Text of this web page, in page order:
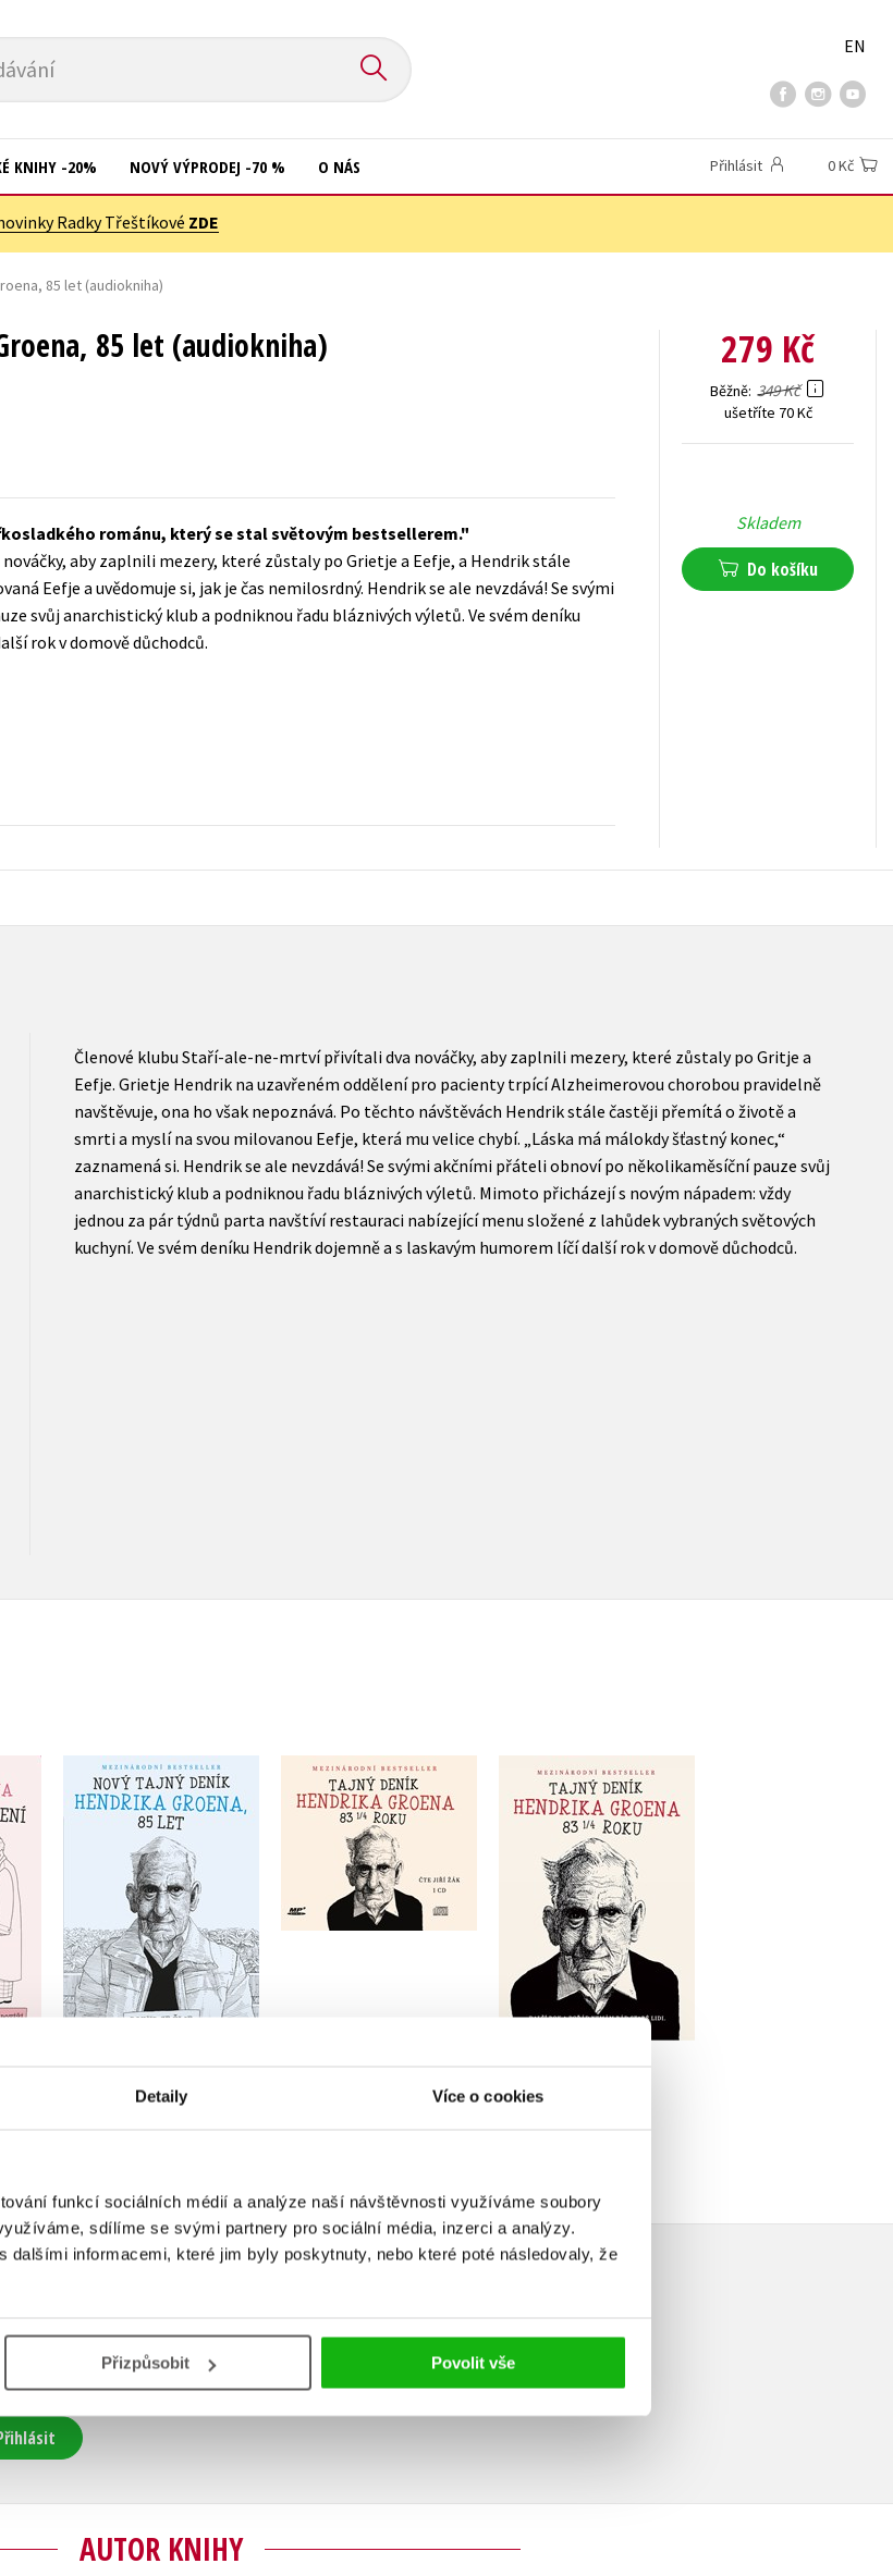
Detaily Více o cookies
funkcí sociálních médií a analýze naší návštěvnosti využíváme soubory
sdílíme se svými partnery pro sociální média, inzerci a analýzy.
dalšími informacemi, které jim byly poskytnuty, nebo které poté následovaly, že
Přizpůsobit Povolit vše
EN
Adult
- naučná pro dospělé
- naučné pro děti
a zahrada
Učebnice
Young adult (SK)
Zahraniční literatura
Zdraví a životní styl
KNIHY -20% NOVÝ VÝPRODEJ -70 % O NÁS Přihlásit 0 Kč
Radky Třeštíkové ZDE
85 let (audiokniha)
85 let (audiokniha)
románu, který se stal světovým bestsellerem.
aby zaplnili mezery, které zůstaly po Grietje a Eefje, a Hendrik stále
Eefje a uvědomuje si, jak je čas nemilosrdný. Hendrik se ale nevzdává! Se svými
svůj anarchistický klub a podniknou řadu bláznivých výletů. Ve svém deníku
rok v domově důchodců.
279 Kč
Běžně 349 Kč
ušetříte 70 Kč
Skladem
Do košíku
Členové klubu Staří-ale-ne-mrtví přivítali dva nováčky, aby zaplnili mezery, které zůstaly po Gritje a
Eefje. Grietje Hendrik na uzavřeném oddělení pro pacienty trpící Alzheimerovou chorobou pravidelně
navštěvuje, ona ho však nepoznává. Po těchto návštěvách Hendrik stále častěji přemítá o životě a
smrti a myslí na svou milovanou Eefje, která mu velice chybí. „Láska má málokdy šťastný konec,“
zaznamená si. Hendrik se ale nevzdává! Se svými akčními přáteli obnoví po několikaměsíční pauze svůj
anarchistický klub a podniknou řadu bláznivých výletů. Mimoto přicházejí s novým nápadem: vždy
jednou za pár týdnů parta navštíví restauraci nabízející menu složené z lahůdek vybraných světových
kuchyní. Ve svém deníku Hendrik dojemně a s laskavým humorem líčí další rok v domově důchodců.
Nový tajný deník
Hendrika Groena, 85
let
Hendrik Groen
Do košíku
295 Kč
Tajný deník Hendrika
Groena (audiokniha)
Hendrik Groen
Tajný deník Hendrika
Groena
Hendrik Groen
Do košíku
349 Kč
279 Kč
recenzi mohou vkládat pouze registrovaní uživatelé
AUTOR KNIHY